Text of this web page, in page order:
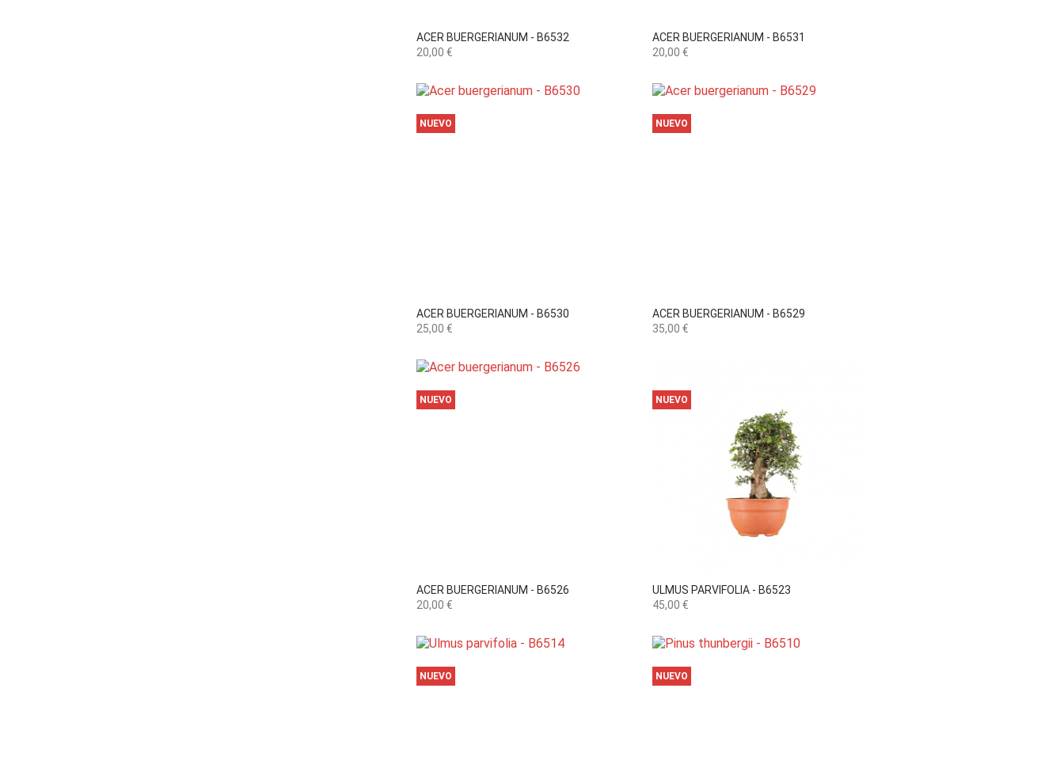
ACER BUERGERIANUM - B6532
Precio
20,00 €
 Vista rápida
ACER BUERGERIANUM - B6531
Precio
20,00 €
 Vista rápida
ACER BUERGERIANUM - B6530
Precio
25,00 €
NUEVO
 Vista rápida
ACER BUERGERIANUM - B6529
Precio
35,00 €
NUEVO
 Vista rápida
ACER BUERGERIANUM - B6526
Precio
20,00 €
NUEVO
 Vista rápida
ULMUS PARVIFOLIA - B6523
Precio
45,00 €
NUEVO
 Vista rápida
NUEVO NUEVO